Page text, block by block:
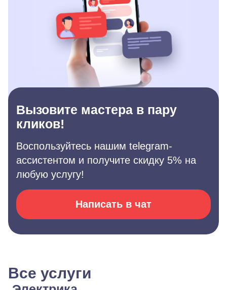
Вызовите мастера в пару
кликов!
Воспользуйтесь нашим telegram-
ассистентом и получите скидку 5% на
любую услугу!
Написать в чат
Все услуги